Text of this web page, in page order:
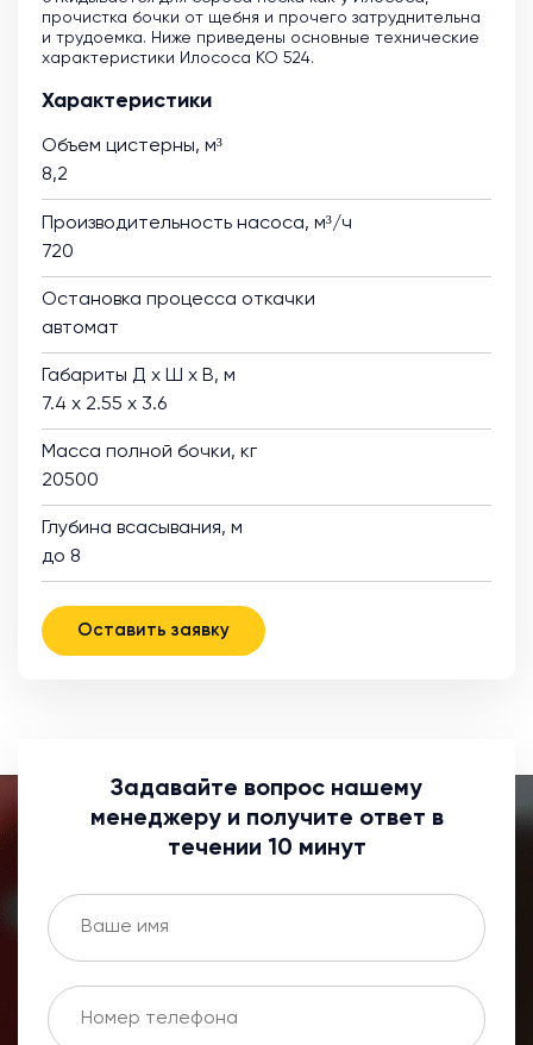
прочистка бочки от щебня и прочего затруднительна
и трудоемка. Ниже приведены основные технические
характеристики Илососа КО 524.
Характеристики
Объем цистерны, м³
8,2
Производительность насоса, м³/ч
720
Остановка процесса откачки
автомат
Габариты Д х Ш х В, м
7.4 х 2.55 х 3.6
Масса полной бочки, кг
20500
Глубина всасывания, м
до 8
Оставить заявку
Задавайте вопрос нашему
менеджеру и получите ответ в
течении 10 минут